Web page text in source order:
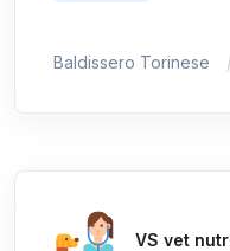
Baldissero Torinese
VS vet